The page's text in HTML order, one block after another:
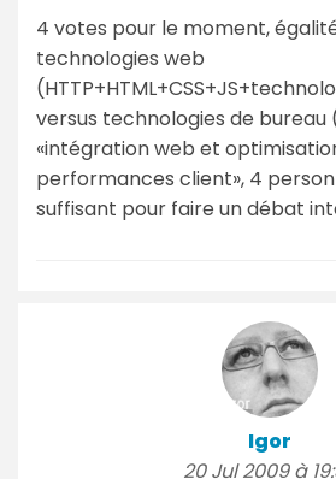
4 votes pour le moment,
technologies web
versus technologies de bureau
«intégration web et
performances client», 4
suffisant pour faire un débat
Igor
20 Jul 2009 à